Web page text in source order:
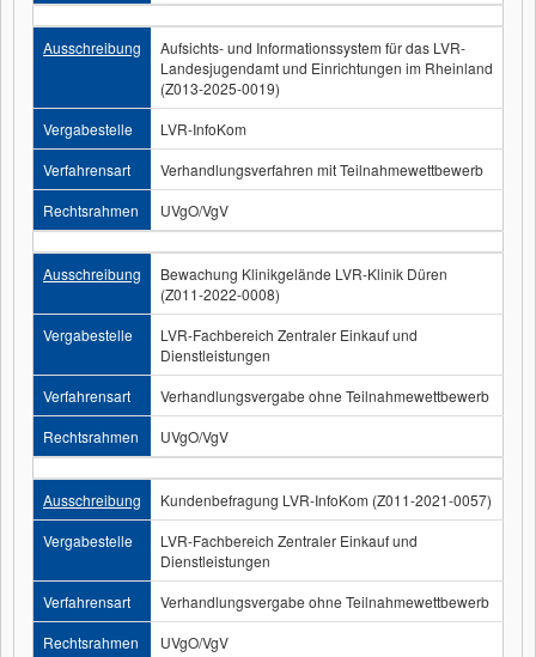
Ausschreibung
Aufsichts- und Informationssystem für das LVR-
Landesjugendamt und Einrichtungen im Rheinland
(Z013-2025-0019)
Vergabestelle
LVR-InfoKom
Verfahrensart
Verhandlungsverfahren mit Teilnahmewettbewerb
Rechtsrahmen
UVgO/VgV
Ausschreibung
Bewachung Klinikgelände LVR-Klinik Düren
(Z011-2022-0008)
Vergabestelle
LVR-Fachbereich Zentraler Einkauf und
Dienstleistungen
Verfahrensart
Verhandlungsvergabe ohne Teilnahmewettbewerb
Rechtsrahmen
UVgO/VgV
Ausschreibung
Kundenbefragung LVR-InfoKom (Z011-2021-0057)
Vergabestelle
LVR-Fachbereich Zentraler Einkauf und
Dienstleistungen
Verfahrensart
Verhandlungsvergabe ohne Teilnahmewettbewerb
Rechtsrahmen
UVgO/VgV